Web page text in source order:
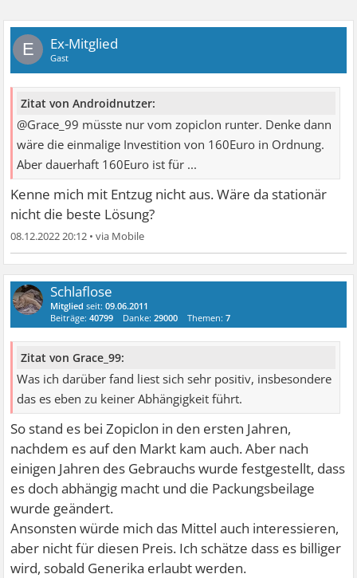
E Ex-Mitglied
Gast
Zitat von Androidnutzer:
@Grace_99 müsste nur vom zopiclon runter. Denke dann
wäre die einmalige Investition von 160Euro in Ordnung.
Aber dauerhaft 160Euro ist für ...
Kenne mich mit Entzug nicht aus. Wäre da stationär
nicht die beste Lösung?
08.12.2022 20:12 •
Schlaflose
Mitglied seit:09.06.2011
Beiträge:40799 Danke:29000 Themen:7
Zitat von Grace_99:
Was ich darüber fand liest sich sehr positiv, insbesondere
das es eben zu keiner Abhängigkeit führt.
So stand es bei Zopiclon in den ersten Jahren,
nachdem es auf den Markt kam auch. Aber nach
einigen Jahren des Gebrauchs wurde festgestellt, dass
es doch abhängig macht und die Packungsbeilage
wurde geändert.
Ansonsten würde mich das Mittel auch interessieren,
aber nicht für diesen Preis. Ich schätze dass es billiger
wird, sobald Generika erlaubt werden.